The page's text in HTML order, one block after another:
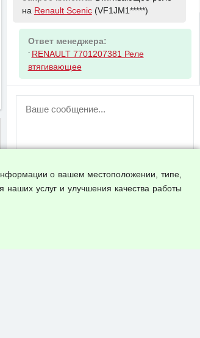
о вашем местоположении, типе,
услуг и улучшения качества работы
на Renault Scenic(VF1JM1*****)
Ответ менеджера:
- RENAULT 7701207381 Реле
втягивающее
ВНИМАНИЕ!
пользователей временно отключена!
аккаунт.